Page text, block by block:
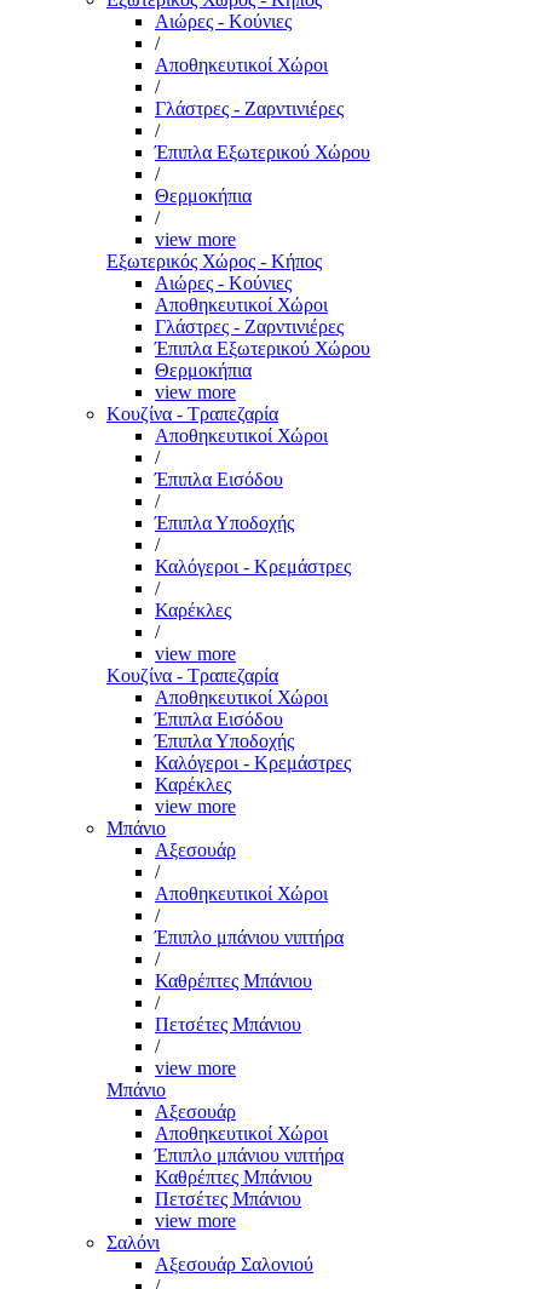
Αιώρες - Κούνιες
/
Αποθηκευτικοί Χώροι
/
Γλάστρες - Ζαρντινιέρες
/
Έπιπλα Εξωτερικού Χώρου
/
Θερμοκήπια
/
view more
Εξωτερικός Χώρος - Κήπος
Αιώρες - Κούνιες
Αποθηκευτικοί Χώροι
Γλάστρες - Ζαρντινιέρες
Έπιπλα Εξωτερικού Χώρου
Θερμοκήπια
view more
Κουζίνα - Τραπεζαρία
Αποθηκευτικοί Χώροι
/
Έπιπλα Εισόδου
/
Έπιπλα Υποδοχής
/
Καλόγεροι - Κρεμάστρες
/
Καρέκλες
/
view more
Κουζίνα - Τραπεζαρία
Αποθηκευτικοί Χώροι
Έπιπλα Εισόδου
Έπιπλα Υποδοχής
Καλόγεροι - Κρεμάστρες
Καρέκλες
view more
Μπάνιο
Αξεσουάρ
/
Αποθηκευτικοί Χώροι
/
Έπιπλο μπάνιου νιπτήρα
/
Καθρέπτες Μπάνιου
/
Πετσέτες Μπάνιου
/
view more
Μπάνιο
Αξεσουάρ
Αποθηκευτικοί Χώροι
Έπιπλο μπάνιου νιπτήρα
Καθρέπτες Μπάνιου
Πετσέτες Μπάνιου
view more
Σαλόνι
Αξεσουάρ Σαλονιού